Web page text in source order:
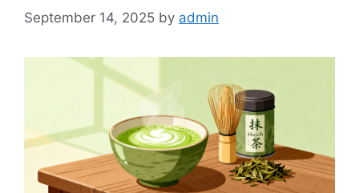
September 14, 2025 by admin